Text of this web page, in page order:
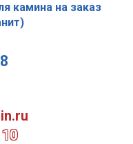
камина на заказ